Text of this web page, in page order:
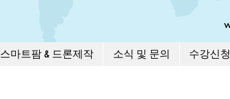
스마트팜 & 드론제작 소식 및 문의 수강신청